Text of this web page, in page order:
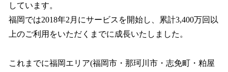
しています。
福岡では2018年2月にサービスを開始し、累計3,400万回以
上のご利用をいただくまでに成長いたしました。
これまでに福岡エリア(福岡市・那珂川市・志免町・粕屋